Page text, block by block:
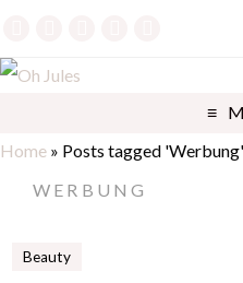
Home » Posts tagged 'Werbung'
WERBUNG
Beauty